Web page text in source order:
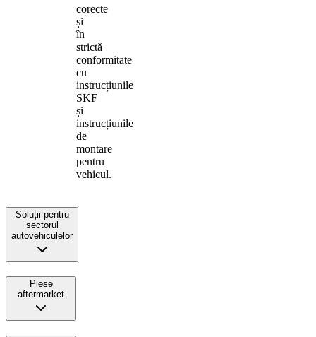
corecte
și
în
strictă
conformitate
cu
instrucțiunile
SKF
și
instrucțiunile
de
montare
pentru
vehicul.
Soluții pentru
sectorul
autovehiculelor
Piese
aftermarket